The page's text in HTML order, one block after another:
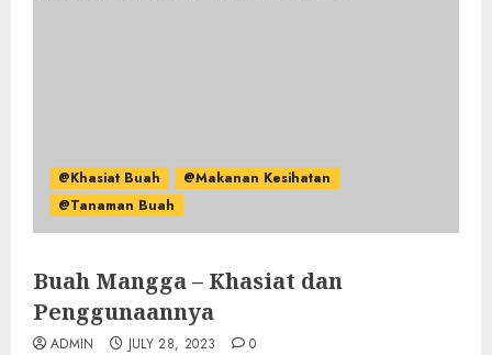
@Khasiat Buah
@Makanan Kesihatan
@Tanaman Buah
Buah Mangga – Khasiat dan
Penggunaannya
ADMIN JULY 28, 2023 0